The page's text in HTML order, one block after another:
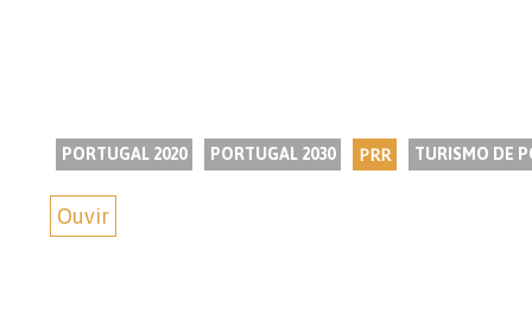
PORTUGAL 2020 PORTUGAL 2030 PRR TURISMO DE
Ouvir